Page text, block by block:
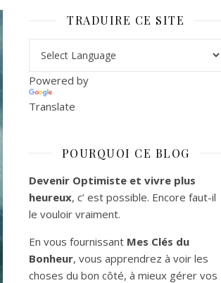
TRADUIRE CE SITE
Powered by
Translate
POURQUOI CE BLOG
Devenir Optimiste et vivre plus
heureux, c’ est possible. Encore faut-il
le vouloir vraiment.
En vous fournissant Mes Clés du
Bonheur, vous apprendrez à voir les
choses du bon côté, à mieux gérer vos